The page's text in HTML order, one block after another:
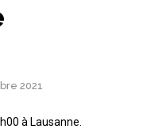
2021
à Lausanne.